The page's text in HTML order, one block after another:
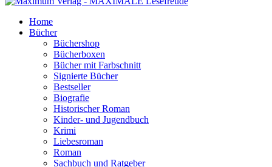
Home
Bücher
Büchershop
Bücherboxen
Bücher mit Farbschnitt
Signierte Bücher
Bestseller
Biografie
Historischer Roman
Kinder- und Jugendbuch
Krimi
Liebesroman
Roman
Sachbuch und Ratgeber